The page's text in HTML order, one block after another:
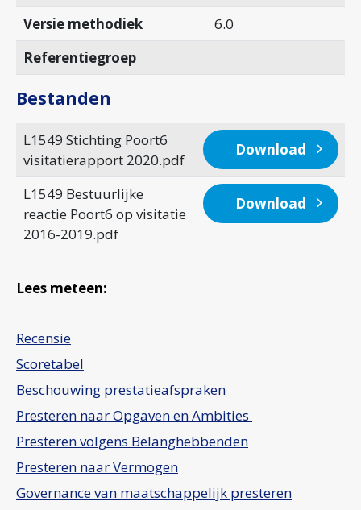
Versie methodiek
6.0
Referentiegroep
Bestanden
L1549 Stichting Poort6
visitatierapport 2020.pdf
Download
L1549 Bestuurlijke
reactie Poort6 op visitatie
2016-2019.pdf
Download
Lees meteen:
Recensie
Scoretabel
Beschouwing prestatieafspraken
Presteren naar Opgaven en Ambities
Presteren volgens Belanghebbenden
Presteren naar Vermogen
Governance van maatschappelijk presteren